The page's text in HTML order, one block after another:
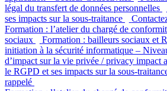
légal du transfert de données personnelles
ses impacts sur la sous-traitance
Formation : l’atelier du chargé de
sociaux
Formation : bailleurs sociaux et
initiation à la sécurité informatique –
d’impact sur la vie privée / privacy impact
le RGPD et ses impacts sur la sous-
rappelé